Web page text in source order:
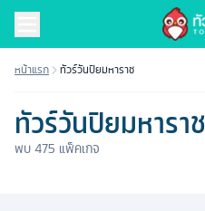
หน้าแรก ทัวร์วันปิยมหาราช
ทัวร์วันปิยมหาราช
พบ475 แพ็คเกจ